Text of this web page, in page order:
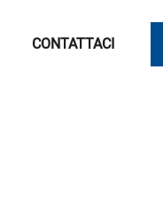
CONTATTACI